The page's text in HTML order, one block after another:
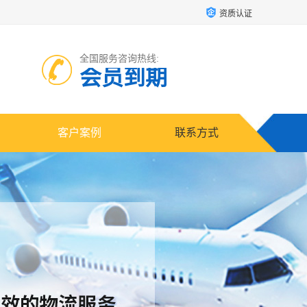
资质认证
全国服务咨询热线:
会员到期
客户案例 联系方式